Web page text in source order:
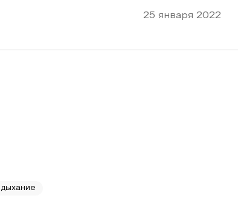
25 января 2022
дыхание